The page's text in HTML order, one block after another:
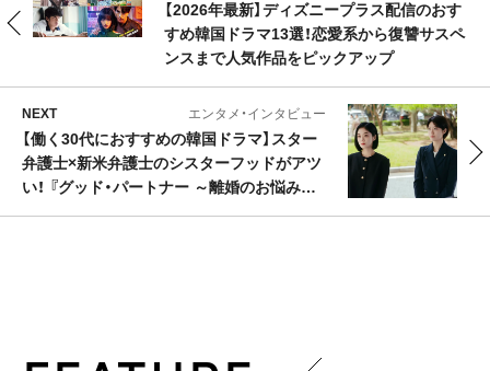
【2026年最新】ディズニープラス配信のおす
すめ韓国ドラマ13選！恋愛系から復讐サスペ
ンスまで人気作品をピックアップ
NEXT エンタメ・インタビュー
【働く30代におすすめの韓国ドラマ】スター
弁護士×新米弁護士のシスターフッドがアツ
い！ 『グッド・パートナー ～離婚のお悩み解
決します～』